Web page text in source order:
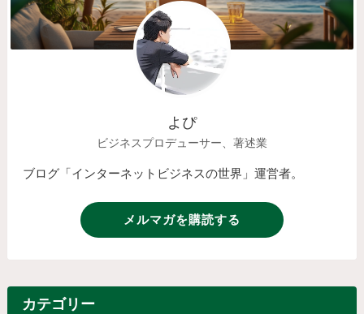
よぴ
ビジネスプロデューサー、著述業
ブログ「インターネットビジネスの世界」運営者。
メルマガを購読する
カテゴリー